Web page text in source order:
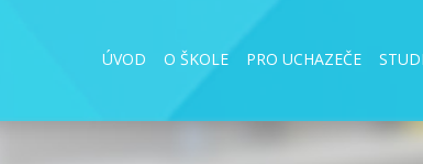
ÚVOD O ŠKOLE PRO UCHAZEČE